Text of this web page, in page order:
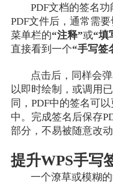
PDF文档的签名
PDF文件后，通常需
菜单栏的“注释”或“填
直接看到一个“手写签
点击后，同样会
以即时绘制，或调用
同，PDF中的签名可
中。完成签名后保存
部分，不易被随意改
提升WPS手写
一个潦草或模糊